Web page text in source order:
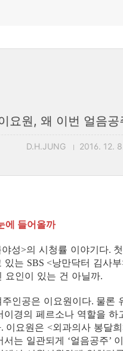
요원, 왜 이번 얼음
D.H.JUNG 2016. 12.
에 들어올까
성>의 시청률 이야기다.
있는 SBS <낭만닥터 김사부
요인이 있는 건 아닐까.
주인공은 이요원이다. 물론
이경의 페르소나 역할을
. 이요원은 <외과의사 봉달희
서는 일관되게 ‘얼음공주’